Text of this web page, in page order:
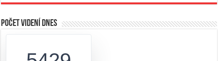
Počet videní dnes